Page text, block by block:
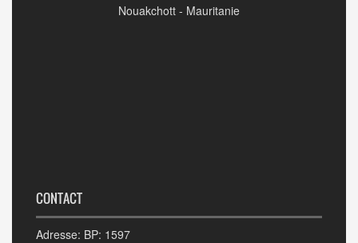
Nouakchott - Mauritanie
CONTACT
Adresse: BP: 1597